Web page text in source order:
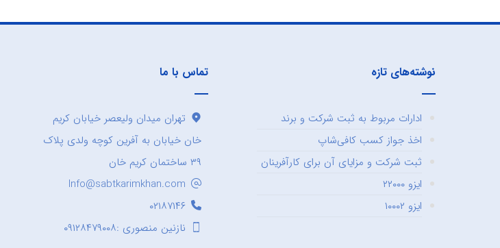
نوشته‌های تازه
ادارات مربوط به ثبت شرکت و برند
اخذ جواز کسب کافی‌شاپ
ثبت شرکت و مزایای آن برای کارآفرینان
ایزو ۲۲۰۰۰
ایزو ۱۰۰۰۲
تماس با ما
تهران میدان ولیعصر خیابان کریم
خان خیابان به آفرین کوچه ولدی پلاک
۳۹ ساختمان کریم خان
Info@sabtkarimkhan.com
۰۲۱۸۷۱۴۶
نازنین منصوری :۰۹۱۲۸۴۷۹۰۰۸